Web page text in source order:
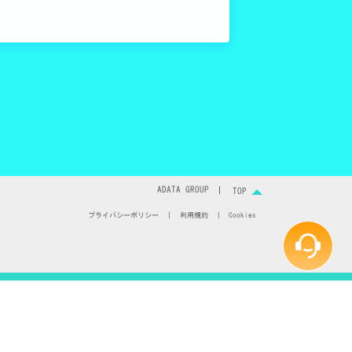
ADATA GROUP TOP
プライバシーポリシー 利用規約 Cookies